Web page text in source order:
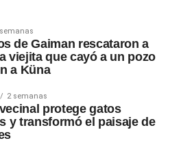
de Gaiman rescataron a
viejita que cayó a un pozo
a Küna
2 semanas
protege gatos
y transformó el paisaje de